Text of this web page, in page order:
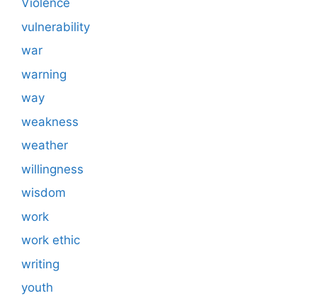
Violence
vulnerability
war
warning
way
weakness
weather
willingness
wisdom
work
work ethic
writing
youth